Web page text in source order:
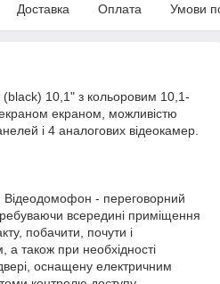
Доставка Оплата Умови
(black) 10,1" з кольоровим 10,1-
екраном, можливістю
і 4 аналогових відеокамер.
- переговорний
всередині приміщення
побачити, почути і
а також при необхідності
оснащену електричним